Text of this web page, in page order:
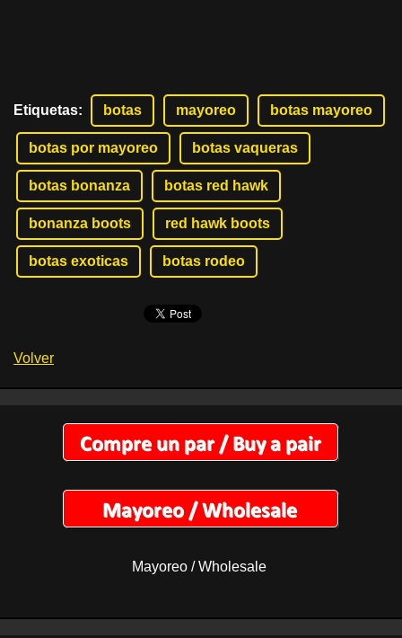
Etiquetas: botas mayoreo botas mayoreo
botas por mayoreo botas vaqueras
botas bonanza botas red hawk
bonanza boots red hawk boots
botas exoticas botas rodeo
Volver
Mayoreo / Wholesale